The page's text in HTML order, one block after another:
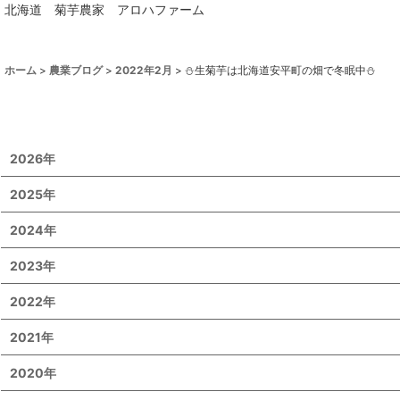
北海道 菊芋農家 アロハファーム
ホーム > 農業ブログ > 2022年2月 > ⛄生菊芋は北海道安平町の畑で冬眠中⛄
2026年
2025年
2024年
2023年
2022年
2021年
2020年